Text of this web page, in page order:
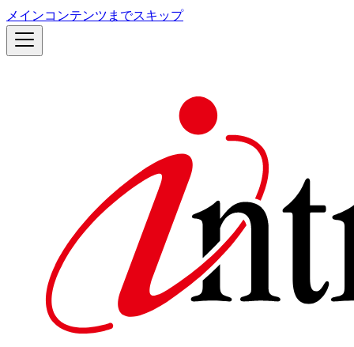
メインコンテンツまでスキップ